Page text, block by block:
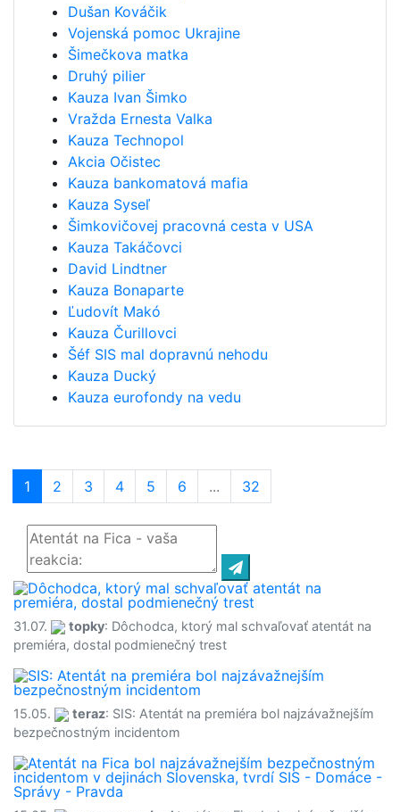
Dušan Kováčik
Vojenská pomoc Ukrajine
Šimečkova matka
Druhý pilier
Kauza Ivan Šimko
Vražda Ernesta Valka
Kauza Technopol
Akcia Očistec
Kauza bankomatová mafia
Kauza Syseľ
Šimkovičovej pracovná cesta v USA
Kauza Takáčovci
David Lindtner
Kauza Bonaparte
Ľudovít Makó
Kauza Čurillovci
Šéf SIS mal dopravnú nehodu
Kauza Ducký
Kauza eurofondy na vedu
1 (current)
2 3 4 5 6 ... 32
31.07. topky: Dôchodca, ktorý mal schvaľovať atentát na
premiéra, dostal podmienečný trest
15.05. teraz: SIS: Atentát na premiéra bol najzávažnejším
bezpečnostným incidentom